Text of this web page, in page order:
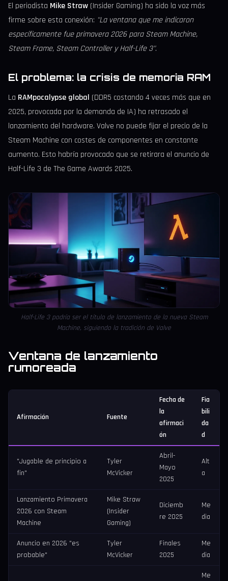
El periodista Mike Straw (Insider Gaming) ha sido la voz más
firme sobre esta conexión: "La ventana que me indicaron
específicamente fue primavera 2026 para Steam Machine,
Steam Frame, Steam Controller y Half-Life 3".
El problema: la crisis de memoria RAM
La RAMpocalypse global (DDR5 costando 4 veces más que en
2025, provocada por la demanda de IA) ha retrasado el
lanzamiento del hardware. Valve no puede fijar el precio de la
Steam Machine con costes de componentes en constante
aumento. Esto habría provocado que se retirara el anuncio de
Half-Life 3 de The Game Awards 2025.
Half-Life 3 podría ser el título de lanzamiento de la nueva Steam
Machine, siguiendo la tradición de Valve
Ventana de lanzamiento
rumoreada
Afirmación Fuente
Fecha de
la
afirmaci
ón
Fia
bili
da
d
"Jugable de principio a
fin"
Tyler
McVicker
Abril-
Mayo
2025
Alt
a
Lanzamiento Primavera
2026 con Steam
Machine
Mike Straw
(Insider
Gaming)
Diciemb
re 2025
Me
dia
Anuncio en 2026 "es
probable"
Tyler
McVicker
Finales
2025
Me
dia
Me